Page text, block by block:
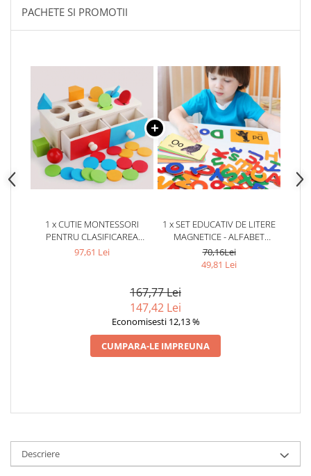
PACHETE SI PROMOTII
1 x CUTIE MONTESSORI
PENTRU CLASIFICAREA
FORMELOR
97,61 Lei
1 x SET EDUCATIV DE LITERE
MAGNETICE - ALFABET
COLORAT PENTRU COPII
70,16Lei
49,81 Lei
167,77 Lei
147,42 Lei
Economisesti 12,13 %
CUMPARA-LE IMPREUNA
Descriere